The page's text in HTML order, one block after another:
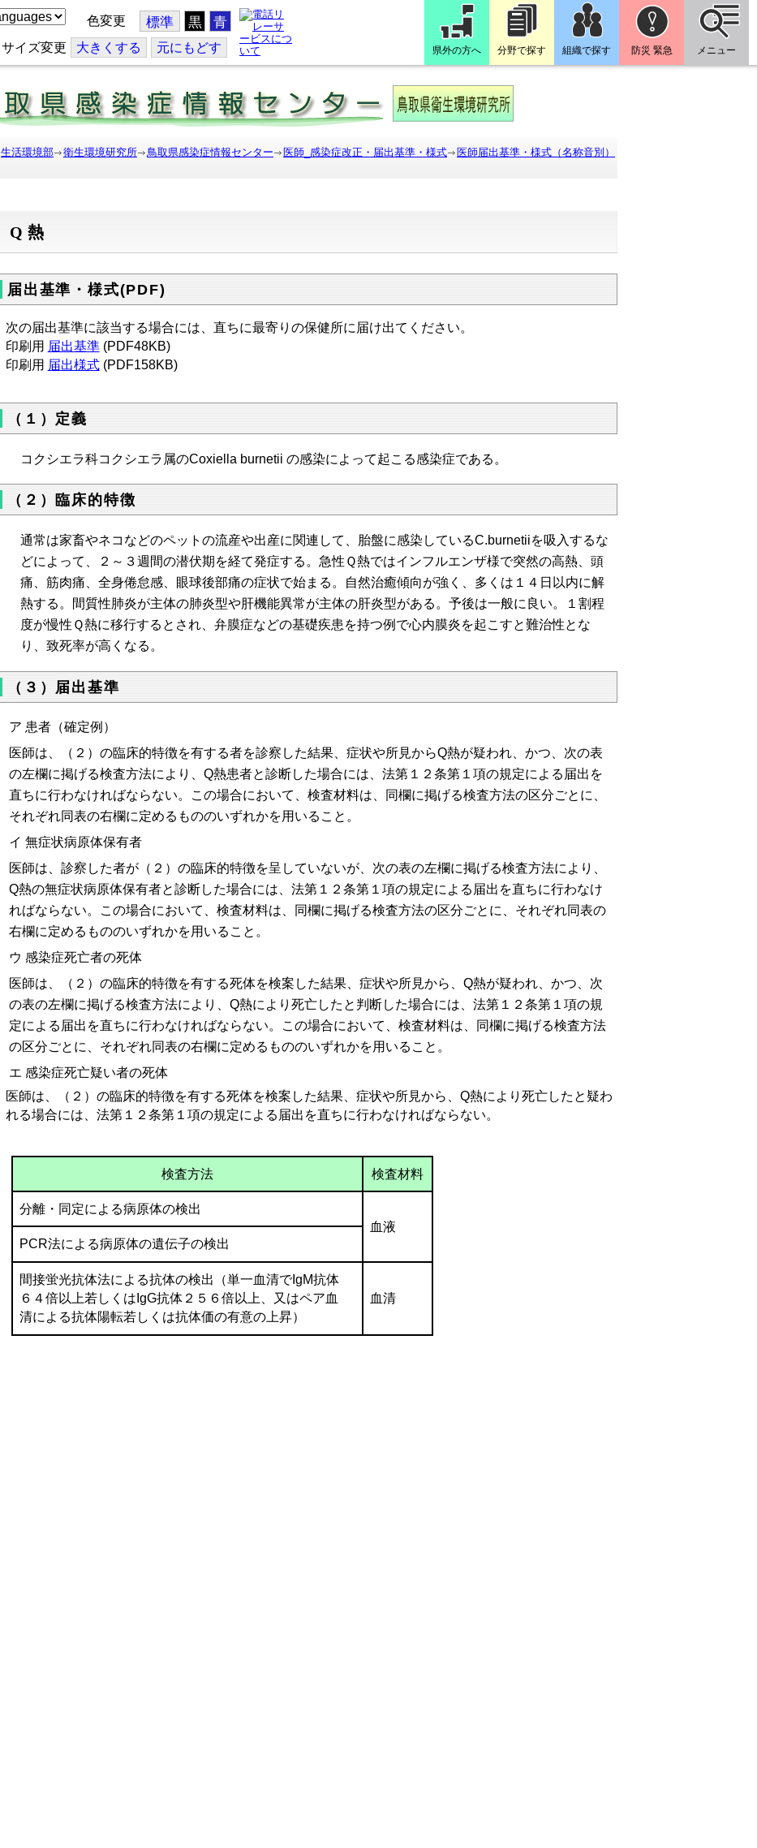
色変更 標準 黒 青
サイズ変更 大きくする 元にもどす 県外の方へ 分野で探す 組織で探す 防災 緊急 メニュー
生活環境部 衛生環境研究所 鳥取県感染症情報センター 医師_感染症改正・届出基準・様式
医師届出基準・様式（名称音別）
Q熱
届出基準・様式(PDF)
次の届出基準に該当する場合には、直ちに最寄りの保健所に届け出てください。
印刷用 届出基準(PDF48KB)
印刷用 届出様式(PDF158KB)
（１）定義
コクシエラ科コクシエラ属のCoxiella burnetii の感染によって起こる感染症である。
（２）臨床的特徴
通常は家畜やネコなどのペットの流産や出産に関連して、胎盤に感染しているC.burnetiiを吸入するな
どによって、２～３週間の潜伏期を経て発症する。急性Ｑ熱ではインフルエンザ様で突然の高熱、頭
痛、筋肉痛、全身倦怠感、眼球後部痛の症状で始まる。自然治癒傾向が強く、多くは１４日以内に解
熱する。間質性肺炎が主体の肺炎型や肝機能異常が主体の肝炎型がある。予後は一般に良い。１割程
度が慢性Ｑ熱に移行するとされ、弁膜症などの基礎疾患を持つ例で心内膜炎を起こすと難治性とな
り、致死率が高くなる。
（３）届出基準
ア 患者（確定例）
医師は、（２）の臨床的特徴を有する者を診察した結果、症状や所見からQ熱が疑われ、かつ、次の表
の左欄に掲げる検査方法により、Q熱患者と診断した場合には、法第１２条第１項の規定による届出を
直ちに行わなければならない。この場合において、検査材料は、同欄に掲げる検査方法の区分ごとに、
それぞれ同表の右欄に定めるもののいずれかを用いること。
イ 無症状病原体保有者
医師は、診察した者が（２）の臨床的特徴を呈していないが、次の表の左欄に掲げる検査方法により、
Q熱の無症状病原体保有者と診断した場合には、法第１２条第１項の規定による届出を直ちに行わなけ
ればならない。この場合において、検査材料は、同欄に掲げる検査方法の区分ごとに、それぞれ同表の
右欄に定めるもののいずれかを用いること。
ウ 感染症死亡者の死体
医師は、（２）の臨床的特徴を有する死体を検案した結果、症状や所見から、Q熱が疑われ、かつ、次
の表の左欄に掲げる検査方法により、Q熱により死亡したと判断した場合には、法第１２条第１項の規
定による届出を直ちに行わなければならない。この場合において、検査材料は、同欄に掲げる検査方法
の区分ごとに、それぞれ同表の右欄に定めるもののいずれかを用いること。
エ 感染症死亡疑い者の死体
医師は、（２）の臨床的特徴を有する死体を検案した結果、症状や所見から、Q熱により死亡したと疑わ
れる場合には、法第１２条第１項の規定による届出を直ちに行わなければならない。
検査方法 検査材料
分離・同定による病原体の検出
血液
PCR法による病原体の遺伝子の検出
間接蛍光抗体法による抗体の検出（単一血清でIgM抗体
６４倍以上若しくはIgG抗体２５６倍以上、又はペア血
清による抗体陽転若しくは抗体価の有意の上昇）
血清